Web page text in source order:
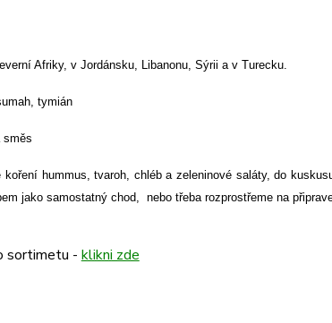
Afriky, v Jordánsku, Libanonu, Sýrii a v Turecku.
tymián
směs
koření hummus, tvaroh, chléb a zeleninové saláty, do
jako samostatný chod, nebo třeba rozprostřeme na
sortimetu - klikni zde